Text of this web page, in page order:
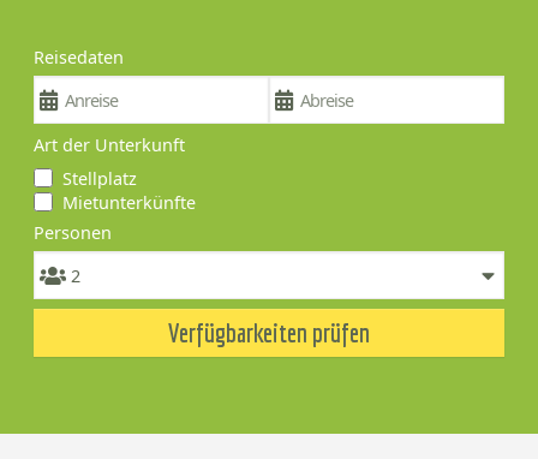
Reisedaten
Art der Unterkunft
Stellplatz
Mietunterkünfte
Personen
Verfügbarkeiten prüfen